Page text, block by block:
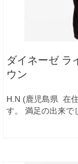
ダイネーゼ ラ
ウン
H.N (鹿児島県 在
す。 満足の出来で